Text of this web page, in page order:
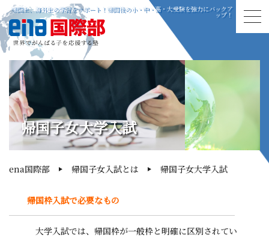
帰国生、海外生の学習をサポート！帰国後の小・中・高・大受験を強力にバックア
ップ！
帰国子女大学入試
ena国際部 帰国子女入試とは 帰国子女大学入試
帰国枠入試で必要なもの
大学入試では、帰国枠が一般枠と明確に区別されてい